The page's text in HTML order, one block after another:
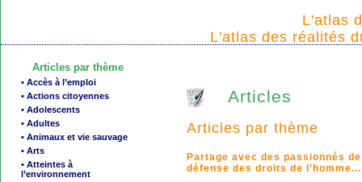
L'atlas
L'atlas des réalités
Articles par thème
• Accès à l’emploi
• Actions citoyennes
• Adolescents
• Adultes
• Animaux et vie sauvage
• Arts
• Atteintes à
l’environnement
Articles
Articles par thème
Partage avec des passionnés
défense des droits de